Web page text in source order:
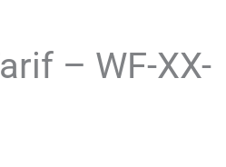
– WF-XX-